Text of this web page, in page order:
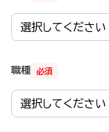
必須
職種